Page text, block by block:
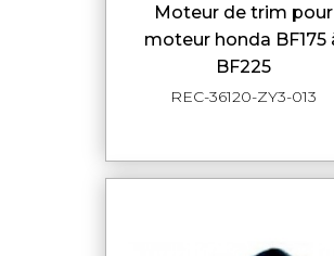
moteur de trim pour
moteur honda BF175
BF225
REC-36120-ZY3-013